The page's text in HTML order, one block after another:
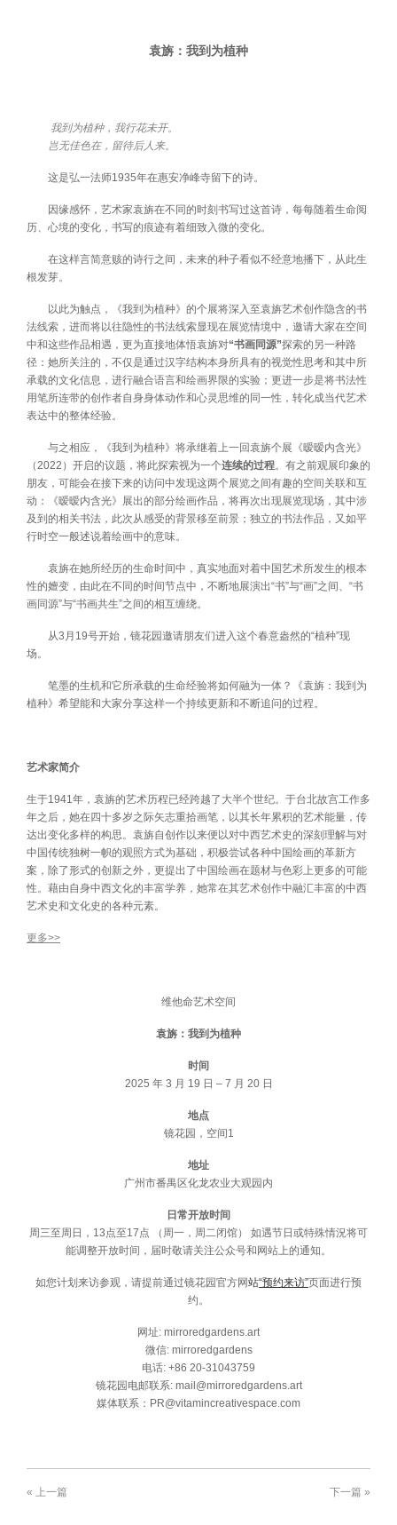
袁旃：我到为植种
我到为植种，我行花未开。
岂无佳色在，留待后人来。
这是弘一法师1935年在惠安净峰寺留下的诗。
因缘感怀，艺术家袁旃在不同的时刻书写过这首诗，每每随着生命阅
历、心境的变化，书写的痕迹有着细致入微的变化。
在这样言简意赅的诗行之间，未来的种子看似不经意地播下，从此生
根发芽。
以此为触点，《我到为植种》的个展将深入至袁旃艺术创作隐含的书
法线索，进而将以往隐性的书法线索显现在展览情境中，邀请大家在空间
中和这些作品相遇，更为直接地体悟袁旃对“书画同源”探索的另一种路
径：她所关注的，不仅是通过汉字结构本身所具有的视觉性思考和其中所
承载的文化信息，进行融合语言和绘画界限的实验；更进一步是将书法性
用笔所连带的创作者自身身体动作和心灵思维的同一性，转化成当代艺术
表达中的整体经验。
与之相应，《我到为植种》将承继着上一回袁旃个展《暧暧内含光》
（2022）开启的议题，将此探索视为一个连续的过程。有之前观展印象的
朋友，可能会在接下来的访问中发现这两个展览之间有趣的空间关联和互
动：《暧暧内含光》展出的部分绘画作品，将再次出现展览现场，其中涉
及到的相关书法，此次从感受的背景移至前景；独立的书法作品，又如平
行时空一般述说着绘画中的意味。
袁旃在她所经历的生命时间中，真实地面对着中国艺术所发生的根本
性的嬗变，由此在不同的时间节点中，不断地展演出“书”与“画”之间、“书
画同源”与“书画共生”之间的相互缠绕。
从3月19号开始，镜花园邀请朋友们进入这个春意盎然的“植种”现
场。
笔墨的生机和它所承载的生命经验将如何融为一体？《袁旃：我到为
植种》希望能和大家分享这样一个持续更新和不断追问的过程。
艺术家简介
生于1941年，袁旃的艺术历程已经跨越了大半个世纪。于台北故宫工作多
年之后，她在四十多岁之际矢志重拾画笔，以其长年累积的艺术能量，传
达出变化多样的构思。袁旃自创作以来便以对中西艺术史的深刻理解与对
中国传统独树一帜的观照方式为基础，积极尝试各种中国绘画的革新方
案，除了形式的创新之外，更提出了中国绘画在题材与色彩上更多的可能
性。藉由自身中西文化的丰富学养，她常在其艺术创作中融汇丰富的中西
艺术史和文化史的各种元素。
更多>>
维他命艺术空间
袁旃：我到为植种
时间
2025 年 3 月 19 日 – 7 月 20 日
地点
镜花园，空间1
地址
广州市番禺区化龙农业大观园内
日常开放时间
周三至周日，13点至17点 （周一，周二闭馆） 如遇节日或特殊情況将可
能调整开放时间，届时敬请关注公众号和网站上的通知。
如您计划来访参观，请提前通过镜花园官方网站“预约来访”页面进行预
约。
网址: mirroredgardens.art
微信: mirroredgardens
电话: +86 20-31043759
镜花园电邮联系: mail@mirroredgardens.art
媒体联系：PR@vitamincreativespace.com
« 上一篇 下一篇 »